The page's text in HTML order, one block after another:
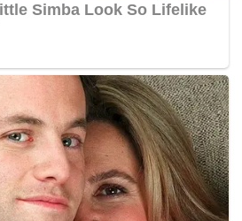
katanya lagi.
bantuan boleh
019-5287751. –